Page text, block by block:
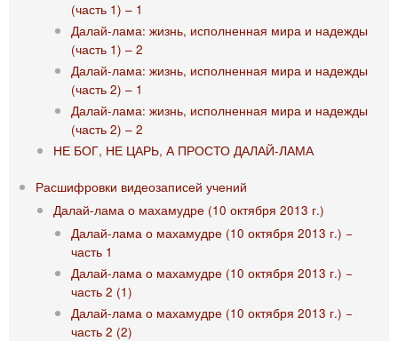
(часть 1) – 1
Далай-лама: жизнь, исполненная мира и надежды
(часть 1) – 2
Далай-лама: жизнь, исполненная мира и надежды
(часть 2) – 1
Далай-лама: жизнь, исполненная мира и надежды
(часть 2) – 2
НЕ БОГ, НЕ ЦАРЬ, А ПРОСТО ДАЛАЙ-ЛАМА
Расшифровки видеозаписей учений
Далай-лама о махамудре (10 октября 2013 г.)
Далай-лама о махамудре (10 октября 2013 г.) −
часть 1
Далай-лама о махамудре (10 октября 2013 г.) −
часть 2 (1)
Далай-лама о махамудре (10 октября 2013 г.) −
часть 2 (2)